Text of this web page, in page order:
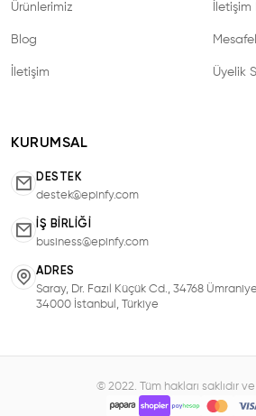
Ürünlerimiz
Blog
İletişim Üyelik
KURUMSAL
DESTEK
destek@epinfy.com
İŞ BIRLIĞI
business@epinfy.com
ADRES
Saray, Dr. Fazıl Küçük Cd., 34768 Ümraniye
34000 İstanbul, Türkiye
© 2022. Tüm hakları saklıdır